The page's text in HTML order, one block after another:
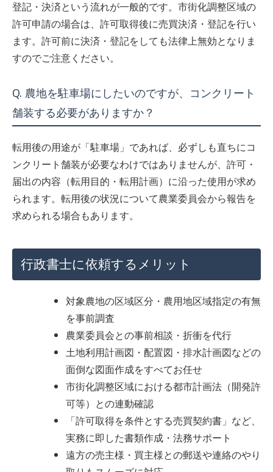
登記・決済という流れが一般的です。市街化調整区域の
許可申請の場合は、許可取得後に売買決済・登記を行い
ます。許可前に決済・登記をしても法律上無効となりま
すのでご注意ください。
Q. 農地を駐車場にしたいのですが、コンクリート
舗装する必要がありますか？
転用後の用途が「駐車場」であれば、必ずしも直ちにコ
ンクリート舗装が必要なわけではありませんが、許可・
届出の内容（転用目的・転用計画）に沿った使用が求め
られます。転用後の状況について農業委員会から報告を
求められる場合もあります。
行政書士に依頼するメリット
対象農地の区域区分・農用地区域指定の有無
を事前調査
農業委員会との事前相談・折衝を代行
土地利用計画図・配置図・排水計画図などの
面倒な図面作成をすべてお任せ
市街化調整区域における都市計画法（開発許
可等）との連動確認
「許可取得を条件とする売買契約書」など、
実務に即した書類作成・法務サポート
遠方の売主様・買主様との郵送や連絡のやり